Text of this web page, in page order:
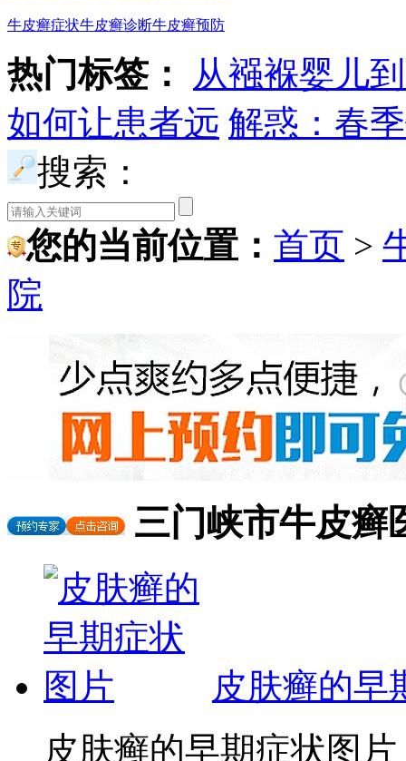
牛皮癣症状牛皮癣诊断牛皮癣预防
热门标签：
从襁褓婴儿
如何让患者远 解惑：春
搜索：
您的当前位置： 首页 >
院
三门峡市牛皮癣
皮肤癣的早
皮肤癣的早期症状图